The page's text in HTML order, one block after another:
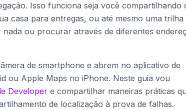
Isso funciona seja você compartilhando
casa para entregas, ou até mesmo uma trilha
ou procurar através de diferentes
de smartphone e abrem no aplicativo de
ou Apple Maps no iPhone. Neste guia vou
Developer e compartilhar maneiras práticas
de localização à prova de falhas.